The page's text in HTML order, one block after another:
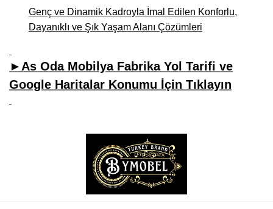
Genç ve Dinamik Kadroyla İmal Edilen Konforlu,
Dayanıklı ve Şık Yaşam Alanı Çözümleri
►As Oda Mobilya Fabrika Yol Tarifi ve
Google Haritalar Konumu İçin Tıklayın